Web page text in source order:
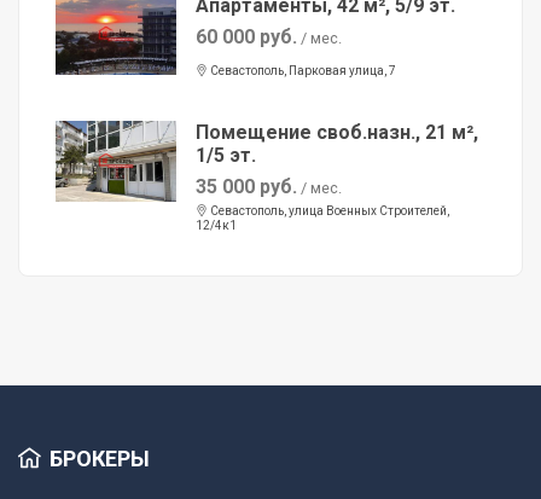
Апартаменты, 42 м², 5/9 эт.
60 000 руб. / мес.
Севастополь, Парковая улица, 7
Помещение своб.назн., 21 м²,
1/5 эт.
35 000 руб. / мес.
Севастополь, улица Военных Строителей,
12/4к1
БРОКЕРЫ